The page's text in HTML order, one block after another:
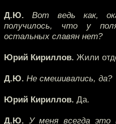
Д.Ю. Вот ведь как,
получилось, что у
остальных славян нет?
Юрий Кириллов. Жили
Д.Ю. Не смешивались, да?
Юрий Кириллов. Да.
Д.Ю. У меня всегда это